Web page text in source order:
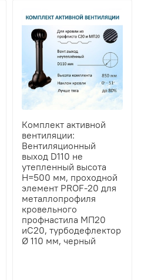
Комплект активной
вентиляции:
Вентиляционный
выход D110 не
утепленный высота
H=500 мм, проходной
элемент PROF-20 для
металлопрофиля
кровельного
профнастила МП20
иС20, турбодефлектор
Ø 110 мм, черный